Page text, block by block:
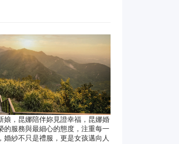
娘，昆娜陪伴妳見證幸福，昆娜婚
的服務與最細心的態度，注重每一
婚紗不只是禮服，更是女孩邁向人